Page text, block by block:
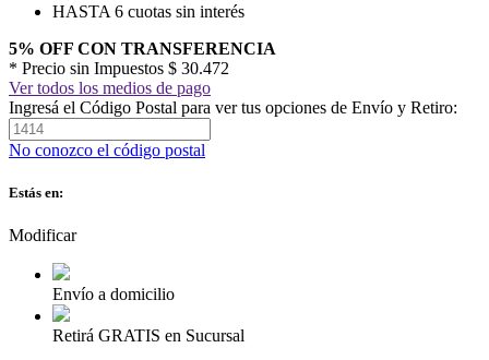
HASTA 6 cuotas sin interés
5% OFF CON TRANSFERENCIA
* Precio sin Impuestos $ 30.472
Ver todos los medios de pago
Ingresá el Código Postal para ver tus opciones de Envío y Retiro:
No conozco el código postal
Estás en:
Modificar
Envío a domicilio
Retirá GRATIS en Sucursal